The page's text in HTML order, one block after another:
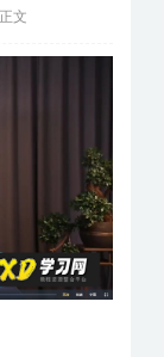
正文